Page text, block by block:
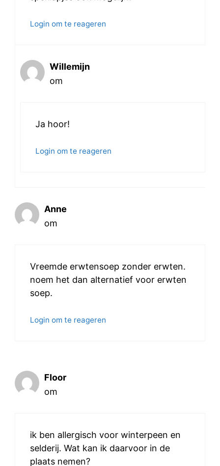
Login om te reageren
Willemijn
om
Ja hoor!
Login om te reageren
Anne
om
Vreemde erwtensoep zonder erwten.
noem het dan alternatief voor erwten
soep.
Login om te reageren
Floor
om
ik ben allergisch voor winterpeen en
selderij. Wat kan ik daarvoor in de
plaats nemen?